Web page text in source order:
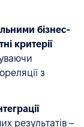
бізнес-
критерії
з
результатів –